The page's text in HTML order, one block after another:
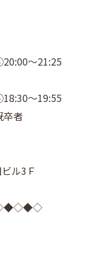
～21:25
～19:55
卒者
ル3Ｆ